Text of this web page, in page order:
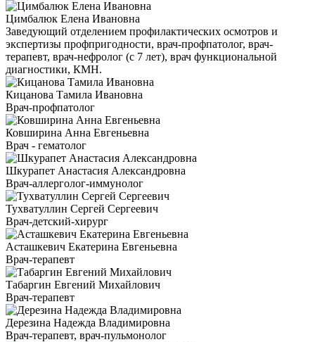
Цимбалюк Елена Ивановна
Заведующий отделением профилактических осмотров и
экспертизы профпригодности, врач-профпатолог, врач-
терапевт, врач-нефролог (с 7 лет), врач функциональной
диагностики, КМН.
Кицанова Тамила Ивановна
Врач-профпатолог
Ковширина Анна Евгеньевна
Врач - гематолог
Шкурапет Анастасия Александровна
Врач-аллерголог-иммунолог
Тухватуллин Сергей Сергеевич
Врач-детский-хирург
Асташкевич Екатерина Евгеньевна
Врач-терапевт
Табаргин Евгений Михайлович
Врач-терапевт
Дерезина Надежда Владимировна
Врач-терапевт, врач-пульмонолог